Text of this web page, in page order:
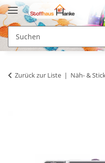
Zurück zur Liste Näh- &